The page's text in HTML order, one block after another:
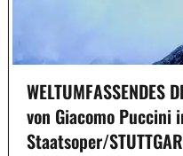
von Giacomo Puccini
Staatsoper/